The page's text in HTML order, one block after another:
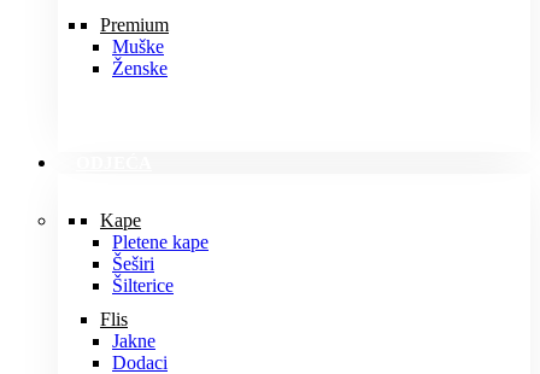
Premium
Muške
Ženske
Kape
Pletene kape
Šeširi
Šilterice
Flis
Jakne
Dodaci